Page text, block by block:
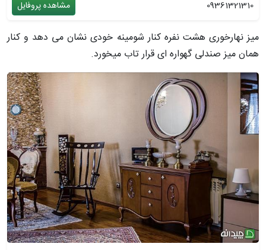
09361321310 مشاهده پروفایل
میز نهارخوری هشت نفره کنار شومینه خودی نشان می دهد و کنار
همان میز صندلی گهواره ای قرار تاب میخورد.